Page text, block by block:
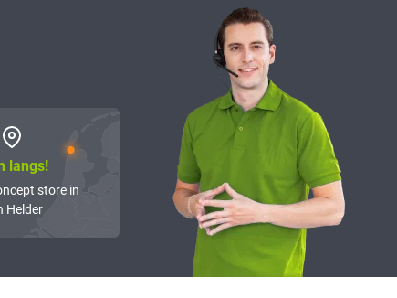
langs!
store in
Helder